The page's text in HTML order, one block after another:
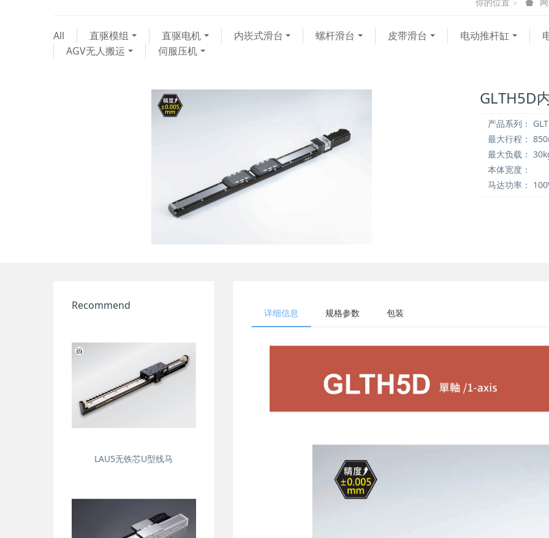
All 直驱模组 直驱电机 内崁式滑台 螺杆滑台 皮带滑台 电动推杆缸
AGV无人搬运
伺服压机
GLTH5D
产品系列：
最大行程：
最大负载：
本体宽度：
马达功率：
详细信息 规格参数 包装
Recommend
LAU5无铁芯U型线马